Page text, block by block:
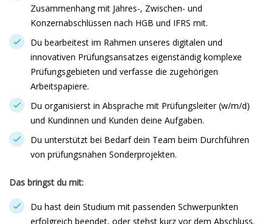
Zusammenhang mit Jahres-, Zwischen- und
Konzernabschlüssen nach HGB und IFRS mit.
Du bearbeitest im Rahmen unseres digitalen und
innovativen Prüfungsansatzes eigenständig komplexe
Prüfungsgebieten und verfasse die zugehörigen
Arbeitspapiere.
Du organisierst in Absprache mit Prüfungsleiter (w/m/d)
und Kundinnen und Kunden deine Aufgaben.
Du unterstützt bei Bedarf dein Team beim Durchführen
von prüfungsnahen Sonderprojekten.
Das bringst du mit:
Du hast dein Studium mit passenden Schwerpunkten
erfolgreich beendet, oder stehst kurz vor dem Abschluss.